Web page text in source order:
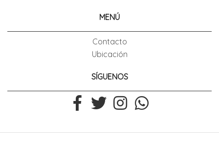
MENÚ
Contacto
Ubicación
SÍGUENOS